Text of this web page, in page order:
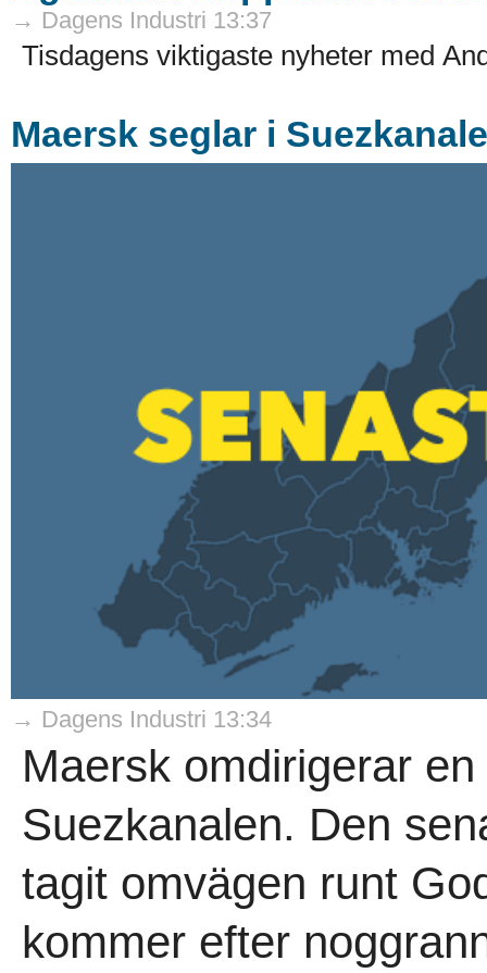
→ Dagens Industri 13:37
Tisdagens viktigaste nyheter med
Maersk seglar i
→ Dagens Industri 13:34
Maersk omdirigerar
Suezkanalen. Den
tagit omvägen runt
kommer efter